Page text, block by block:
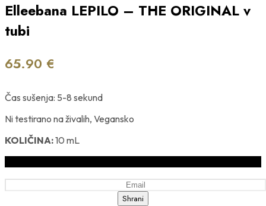
Elleebana LEPILO – THE ORIGINAL v
tubi
65.90 €
Čas sušenja: 5-8 sekund
Ni testirano na živalih, Vegansko
KOLIČINA:10 mL
Shrani